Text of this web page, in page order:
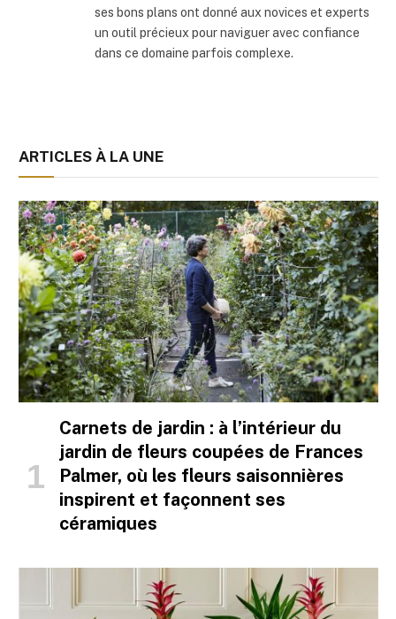
ses bons plans ont donné aux novices et experts
un outil précieux pour naviguer avec confiance
dans ce domaine parfois complexe.
ARTICLES À LA UNE
Carnets de jardin : à l’intérieur du
jardin de fleurs coupées de Frances
Palmer, où les fleurs saisonnières
inspirent et façonnent ses
céramiques